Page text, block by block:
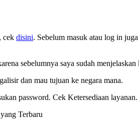
cek disini. Sebelum masuk atau log in
sebelumnya saya sudah
dan mau tujuan ke negara mana.
password. Cek Ketersediaan layanan.